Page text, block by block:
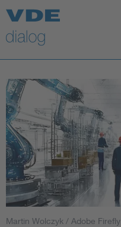
Martin Wolczyk / Adobe Firefly